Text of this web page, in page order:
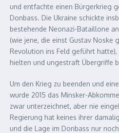
und entfachte einen Bürgerkrieg
Donbass. Die Ukraine schickte
bestehende Neonazi-Bataillone
(wie jene, die einst Gustav Noske
Revolution ins Feld geführt
hielten und ungestraft Übergriffe
Um den Krieg zu beenden und
wurde 2015 das Minsker-
zwar unterzeichnet, aber nie
Regierung hat keines ihrer
und die Lage im Donbass nur